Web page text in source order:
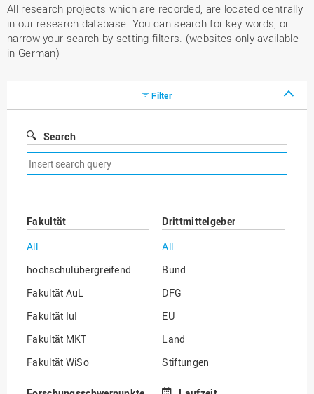
All research projects which are recorded, are located centrally
in our research database. You can search for key words, or
narrow your search by setting filters. (websites only available
in German)
Filter
Search
Remove
search
filter
Fakultät
All
hochschulübergreifend
Fakultät AuL
Fakultät IuI
Fakultät MKT
Fakultät WiSo
Drittmittelgeber
All
Bund
DFG
EU
Land
Stiftungen
Sonstige